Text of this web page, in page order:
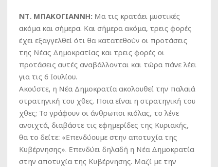
ΝΤ. ΜΠΑΚΟΓΙΑΝΝΗ: Μα τις κρατάει μυστικές
ακόμα και σήμερα. Και σήμερα ακόμα, τρεις φορές
έχει εξαγγελθεί ότι θα κατατεθούν οι προτάσεις
της Νέας Δημοκρατίας και τρεις φορές οι
προτάσεις αυτές αναβάλλονται και τώρα πάνε λέει
για τις 6 Ιουλίου.
Ακούστε, η Νέα Δημοκρατία ακολουθεί την παλαιά
στρατηγική του χθες. Ποια είναι η στρατηγική του
χθες; Το γράφουν οι άνθρωποι κιόλας, το λένε
ανοιχτά, διαβάστε τις εφημερίδες της Κυριακής,
θα το δείτε: «Επενδύουμε στην αποτυχία της
Κυβέρνησης». Επενδύει δηλαδή η Νέα Δημοκρατία
στην αποτυχία της Κυβέρνησης. Μαζί με την